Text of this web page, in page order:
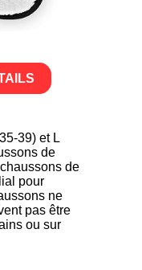
39) et L
de
de
pour
ne
pas être
ou sur